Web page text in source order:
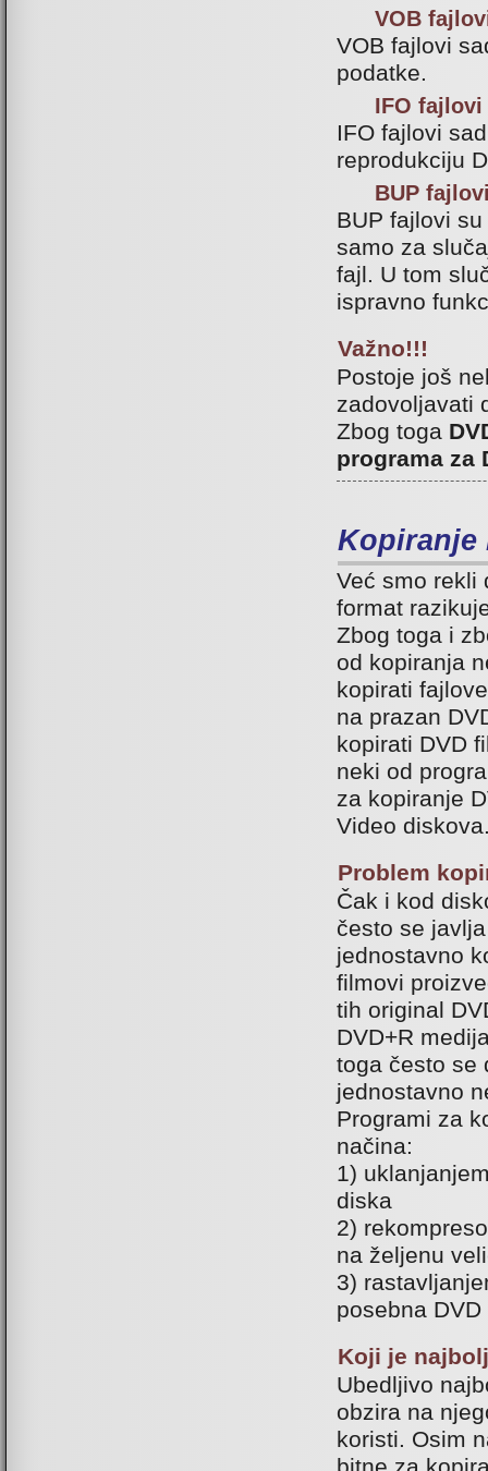
VOB
VOB fajlovi
podatke.
IFO fajlovi
IFO fajlovi
reprodukciju
BUP
BUP fajlovi
samo za
fajl. U tom
ispravno
Važno!!!
Postoje još
zadovoljavati
Zbog toga
programa za
Kopiranje
Već smo rekli
format
Zbog toga i
od kopiranja
kopirati
na prazan
kopirati DVD
neki od
za kopiranje
Video
Problem
Čak i kod
često se
jednostavno
filmovi
tih original
DVD+R
toga često se
jednostavno
Programi za
načina:
1)
diska
2)
na željenu
3)
posebna
Koji je
Ubedljivo
obzira na
koristi. Osim